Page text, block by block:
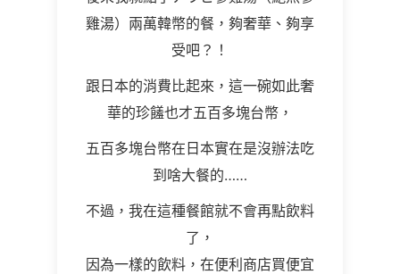
雞湯）兩萬韓幣的餐，夠奢華、夠享
受吧？！
跟日本的消費比起來，這一碗如此奢
華的珍饈也才五百多塊台幣，
五百多塊台幣在日本實在是沒辦法吃
到啥大餐的……
不過，我在這種餐館就不會再點飲料
了，
因為一樣的飲料，在便利商店買便宜